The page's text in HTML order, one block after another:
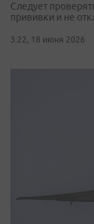
Следует
прививки и не
3:22, 18 июня 2026